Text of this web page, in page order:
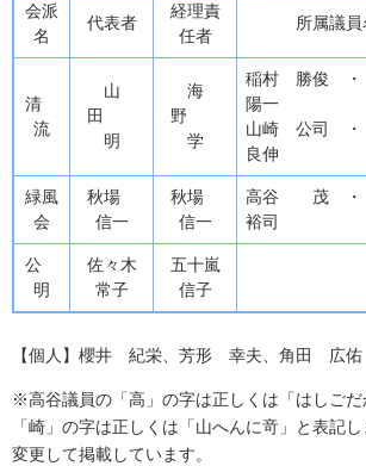
会派
名
代表者
経理責
任者
所属議員
清
流
山
田
明
海
野
学
稲村 勝俊
陽一
山崎 公司
良伸
緑風
会
秋場
信一
秋場
信一
高谷 茂 ・
裕司
公
明
佐々木
常子
五十嵐
信子
【個人】櫻井 紀栄、芳形 幸夫、角田 広佑
※高谷議員の「高」の字は正しくは「はしご
「崎」の字は正しくは「山へんに竒」と表記
変更して掲載しています。